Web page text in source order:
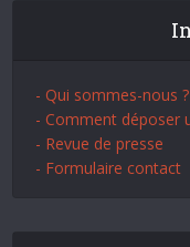
- Qui sommes-nous ?
- Comment déposer
- Revue de presse
- Formulaire contact